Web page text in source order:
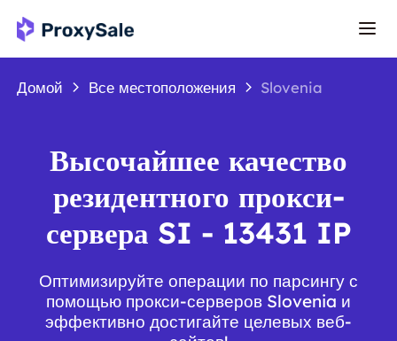
Домой Все местоположения Slovenia
Высочайшее качество
резидентного прокси-
сервера SI - 13431 IP
Оптимизируйте операции по парсингу с
помощью прокси-серверов Slovenia и
эффективно достигайте целевых веб-